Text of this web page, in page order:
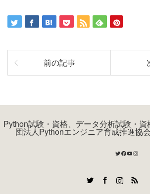
前の記事
Python試験・資格、データ分析試験・
団法人Pythonエンジニア育成推進協
Twitter
Facebook
YouTube
RSS